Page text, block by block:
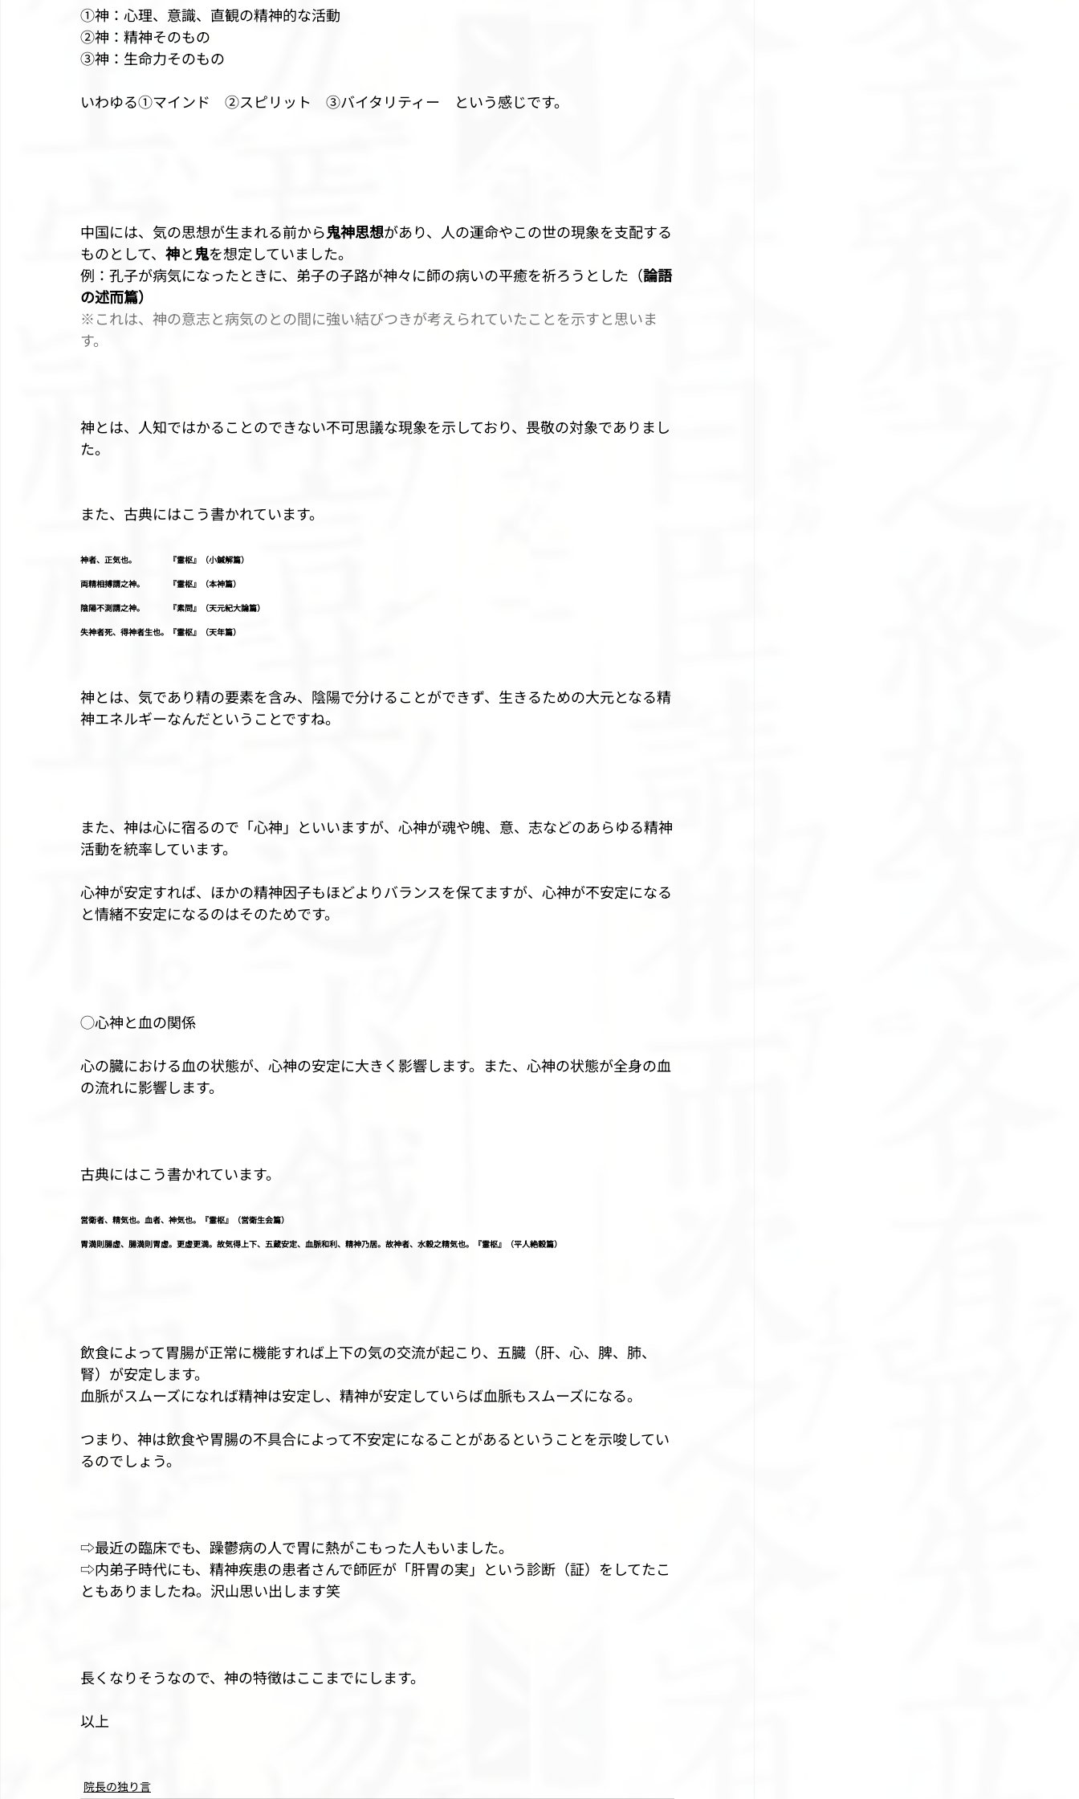
①神：心理、意識、直観の精神的な活動
②神：精神そのもの
③神：生命力そのもの
いわゆる①マインド　②スピリット　③バイタリティー　という感じです。
中国には、気の思想が生まれる前から鬼神思想があり、人の運命やこの世の現象を支配する
ものとして、 神と鬼を想定していました。
例：孔子が病気になったときに、弟子の子路が神々に師の病いの平癒を祈ろうとした（論語
の述而篇）
※これは、神の意志と病気のとの間に強い結びつきが考えられていたことを示すと思いま
す。
神とは、人知ではかることのできない不可思議な現象を示しており、畏敬の対象でありまし
た。
また、古典にはこう書かれています。
神者、正気也。　　　　『霊枢』（小鍼解篇）
両精相搏謂之神。　　　『霊枢』（本神篇）
陰陽不測謂之神。　　　『素問』（天元紀大論篇）
失神者死、得神者生也。『霊枢』（天年篇）
神とは、気であり精の要素を含み、陰陽で分けることができず、生きるための大元となる精
神エネルギーなんだということですね。
また、神は心に宿るので「心神」といいますが、心神が魂や魄、意、志などのあらゆる精神
活動を統率しています。
心神が安定すれば、ほかの精神因子もほどよりバランスを保てますが、心神が不安定になる
と情緒不安定になるのはそのためです。
◯心神と血の関係
心の臓における血の状態が、心神の安定に大きく影響します。また、心神の状態が全身の血
の流れに影響します。
古典にはこう書かれています。
営衛者、精気也。血者、神気也。『霊枢』（営衛生会篇）
胃満則腸虚、腸満則胃虚。更虚更満。故気得上下、五蔵安定、血脈和利、精神乃居。故神者、水穀之精気也。『霊枢』（平人絶穀篇）
飲食によって胃腸が正常に機能すれば上下の気の交流が起こり、五臓（肝、心、脾、肺、
腎）が安定します。
血脈がスムーズになれば精神は安定し、精神が安定していらば血脈もスムーズになる。
つまり、神は飲食や胃腸の不具合によって不安定になることがあるということを示唆してい
るのでしょう。
⇨最近の臨床でも、躁鬱病の人で胃に熱がこもった人もいました。
⇨内弟子時代にも、精神疾患の患者さんで師匠が「肝胃の実」という診断（証）をしてたこ
ともありましたね。沢山思い出します笑
長くなりそうなので、神の特徴はここまでにします。
以上
院長の独り言